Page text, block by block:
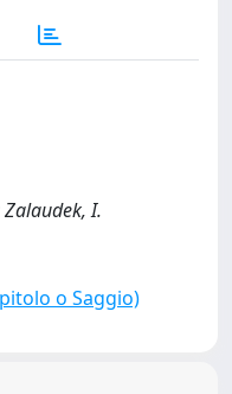
Zalaudek, I.
o Saggio)